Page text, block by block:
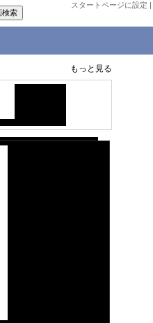
スタートページに設定 |
もっと見る